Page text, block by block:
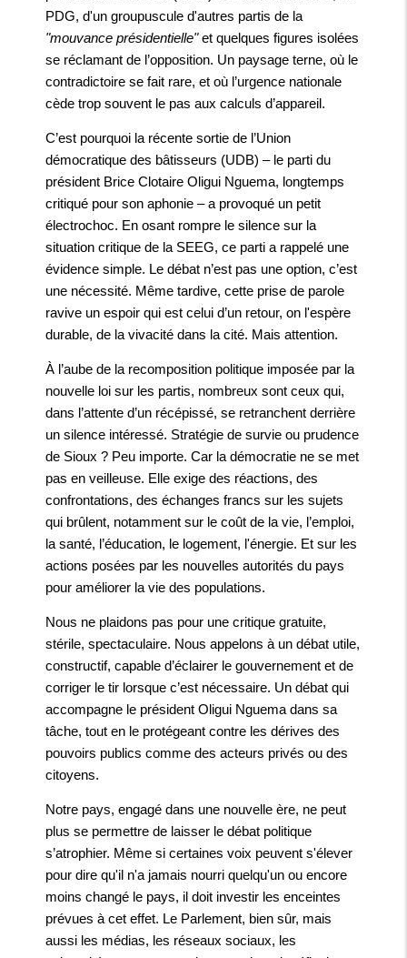
PDG, d'un groupuscule d'autres partis de la
"mouvance présidentielle"et quelques figures isolées
se réclamant de l’opposition. Un paysage terne, où le
contradictoire se fait rare, et où l’urgence nationale
cède trop souvent le pas aux calculs d’appareil.
C’est pourquoi la récente sortie de l’Union
démocratique des bâtisseurs (UDB) – le parti du
président Brice Clotaire Oligui Nguema, longtemps
critiqué pour son aphonie – a provoqué un petit
électrochoc. En osant rompre le silence sur la
situation critique de la SEEG, ce parti a rappelé une
évidence simple. Le débat n’est pas une option, c’est
une nécessité. Même tardive, cette prise de parole
ravive un espoir qui est celui d’un retour, on l'espère
durable, de la vivacité dans la cité. Mais attention.
À l’aube de la recomposition politique imposée par la
nouvelle loi sur les partis, nombreux sont ceux qui,
dans l’attente d’un récépissé, se retranchent derrière
un silence intéressé. Stratégie de survie ou prudence
de Sioux ? Peu importe. Car la démocratie ne se met
pas en veilleuse. Elle exige des réactions, des
confrontations, des échanges francs sur les sujets
qui brûlent, notamment sur le coût de la vie, l’emploi,
la santé, l’éducation, le logement, l'énergie. Et sur les
actions posées par les nouvelles autorités du pays
pour améliorer la vie des populations.
Nous ne plaidons pas pour une critique gratuite,
stérile, spectaculaire. Nous appelons à un débat utile,
constructif, capable d’éclairer le gouvernement et de
corriger le tir lorsque c’est nécessaire. Un débat qui
accompagne le président Oligui Nguema dans sa
tâche, tout en le protégeant contre les dérives des
pouvoirs publics comme des acteurs privés ou des
citoyens.
Notre pays, engagé dans une nouvelle ère, ne peut
plus se permettre de laisser le débat politique
s’atrophier. Même si certaines voix peuvent s'élever
pour dire qu'il n'a jamais nourri quelqu'un ou encore
moins changé le pays, il doit investir les enceintes
prévues à cet effet. Le Parlement, bien sûr, mais
aussi les médias, les réseaux sociaux, les